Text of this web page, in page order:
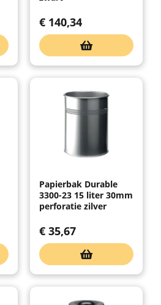
€ 140,34
Papierbak Durable
3300-23 15 liter 30mm
perforatie zilver
€ 35,67